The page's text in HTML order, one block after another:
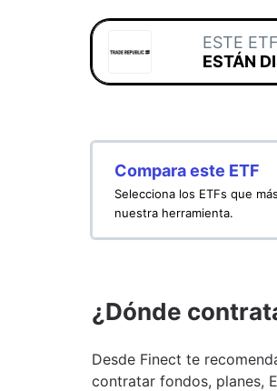
ESTE
ESTÁN
Compara este ETF
Selecciona los ETFs que
nuestra herramienta.
¿Dónde
Desde Finect te
contratar fondos, planes,